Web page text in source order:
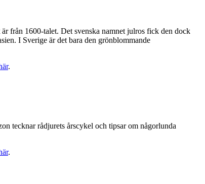
från 1600-talet. Det svenska namnet julros fick den dock
I Sverige är det bara den grönblommande
.
tecknar rådjurets årscykel och tipsar om någorlunda
.